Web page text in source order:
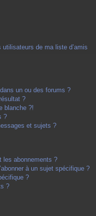
de ma liste d’amis
un ou des forums ?
?
blanche ?!
?
et sujets ?
les abonnements ?
à un sujet spécifique ?
?
?